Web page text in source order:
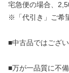
宅急便の場合、
※「代引き」ご希
■中古品ではござ
■万が一品質に不